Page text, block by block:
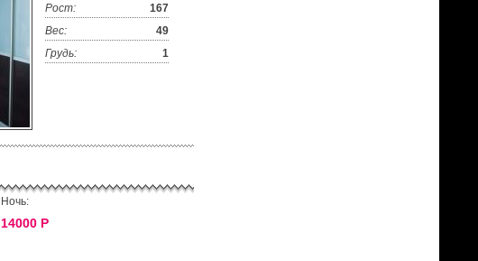
Рост:
167
Вес:
49
Грудь:
1
Ночь:
14000 Р